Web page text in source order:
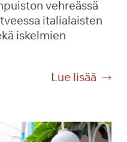
vehreässä
italialaisten
iskelmien
Lue lisää
P
v
ä